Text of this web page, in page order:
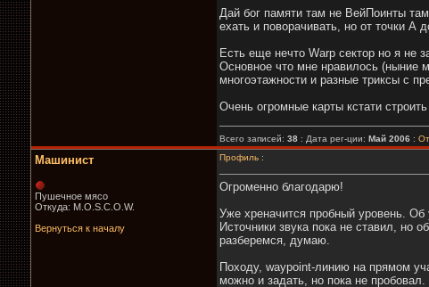
Дай бог памяти там не ВейПоинты
ехать и поворачивать, но от точки А
Есть еще нечто Warp сектор но я не
Основное что мне нравилось (ныние
многоэтажности и разные триксы с
Очень огромные карты кстати
Всего записей: 38 : Дата рег-ции: Май 2006 :
Машинист
Пушечное мясо
Откуда: M.O.S.C.O.W.
Вернуться к началу
Профиль :
Огроменно благодарю!
Уже хреначится пробный уровень. Об
Источники звука пока не ставил, но
разберемся, думаю.
Походу, waypoint-линию на прямом
можно и задать, но пока не